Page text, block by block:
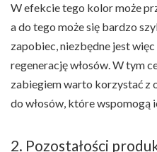
W efekcie tego kolor może
a do tego może się bardzo
zapobiec, niezbędne jest
regenerację włosów. W tym
zabiegiem warto korzystać z
do włosów, które wspomogą
2. Pozostałości